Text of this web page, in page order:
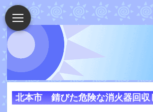
北本市 錆びた危険な消火器回